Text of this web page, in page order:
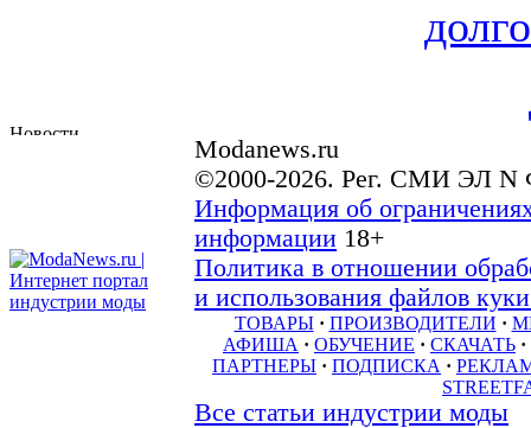
Modanews.ru
©2000-2026. Рег. СМИ ЭЛ N
Информация об
информации 18+
Политика в отношении
и использования файлов
ТОВАРЫ · ПРОИЗВОДИТЕЛИ ·
АФИША · ОБУЧЕНИЕ · СКАЧАТЬ ·
ПАРТНЕРЫ · ПОДПИСКА ·
Все статьи индустрии моды